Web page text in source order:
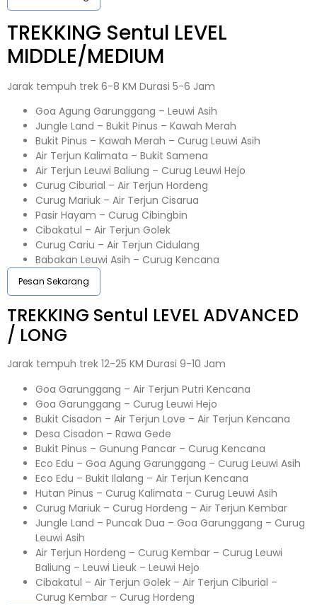
TREKKING Sentul LEVEL
MIDDLE/MEDIUM
Jarak tempuh trek 6-8 KM Durasi 5-6 Jam
Goa Agung Garunggang – Leuwi Asih
Jungle Land – Bukit Pinus – Kawah Merah
Bukit Pinus – Kawah Merah – Curug Leuwi Asih
Air Terjun Kalimata – Bukit Samena
Air Terjun Leuwi Baliung – Curug Leuwi Hejo
Curug Ciburial – Air Terjun Hordeng
Curug Mariuk – Air Terjun Cisarua
Pasir Hayam – Curug Cibingbin
Cibakatul – Air Terjun Golek
Curug Cariu – Air Terjun Cidulang
Babakan Leuwi Asih – Curug Kencana
Pesan Sekarang
TREKKING Sentul LEVEL ADVANCED
/ LONG
Jarak tempuh trek 12-25 KM Durasi 9-10 Jam
Goa Garunggang – Air Terjun Putri Kencana
Goa Garunggang – Curug Leuwi Hejo
Bukit Cisadon – Air Terjun Love – Air Terjun Kencana
Desa Cisadon – Rawa Gede
Bukit Pinus – Gunung Pancar – Curug Kencana
Eco Edu – Goa Agung Garunggang – Curug Leuwi Asih
Eco Edu – Bukit Ilalang – Air Terjun Kencana
Hutan Pinus – Curug Kalimata – Curug Leuwi Asih
Curug Mariuk – Curug Hordeng – Air Terjun Kembar
Jungle Land – Puncak Dua – Goa Garunggang – Curug
Leuwi Asih
Air Terjun Hordeng – Curug Kembar – Curug Leuwi
Baliung – Leuwi Lieuk – Leuwi Hejo
Cibakatul – Air Terjun Golek – Air Terjun Ciburial –
Curug Kembar – Curug Hordeng